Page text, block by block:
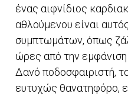
ένας αιφνίδιος
αθλούμενου είναι
συμπτωμάτων, όπως
ώρες από την
Δανό ποδοσφαιριστή,
ευτυχώς θανατηφόρο,